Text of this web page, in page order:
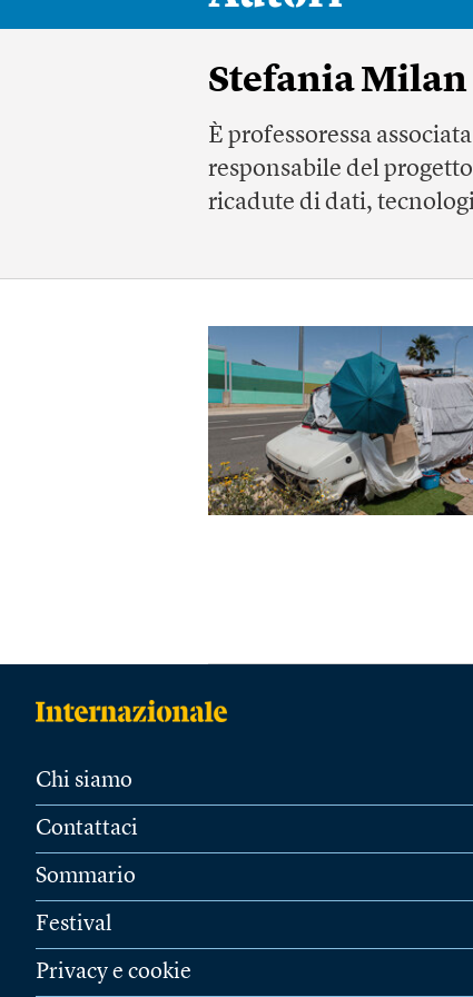
Stefania Milan
È professoressa
responsabile del progetto
ricadute di dati,
Chi siamo
Contattaci
Sommario
Festival
Privacy e cookie